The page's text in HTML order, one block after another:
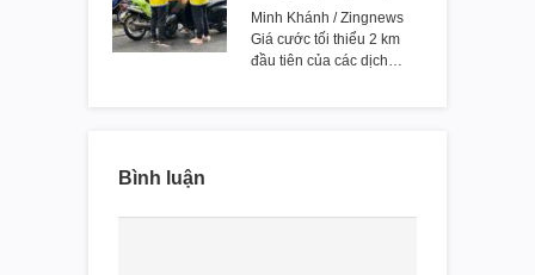
Minh Khánh / Zingnews
Giá cước tối thiểu 2 km
đầu tiên của các dịch…
Bình luận